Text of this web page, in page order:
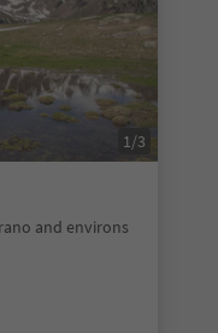
1/3
and environs